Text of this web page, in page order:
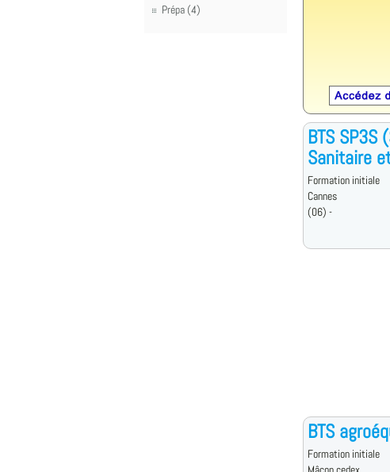
Prépa (4)
BTS
Sanitaire
Formation initiale
Cannes
(06) -
BTS
Formation initiale